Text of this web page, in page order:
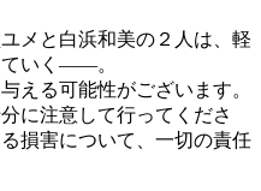
メと白浜和美の２人は、軽
ていく――。
える可能性がございます。
に注意して行ってくださ
損害について、一切の責任